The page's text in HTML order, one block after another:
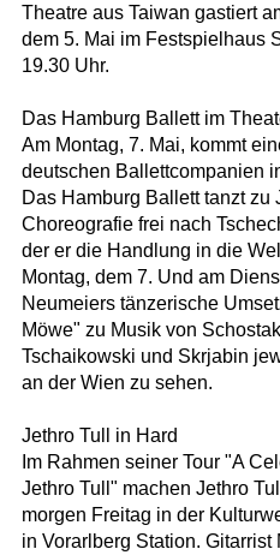
Theatre aus Taiwan gastiert
dem 5. Mai im Festspielhaus
19.30 Uhr.
Das Hamburg Ballett im
Am Montag, 7. Mai, kommt
deutschen Ballettcompanien
Das Hamburg Ballett tanzt zu
Choreografie frei nach
der er die Handlung in die
Montag, dem 7. Und am
Neumeiers tänzerische
Möwe" zu Musik von
Tschaikowski und Skrjabin
an der Wien zu sehen.
Jethro Tull in Hard
Im Rahmen seiner Tour "A
Jethro Tull" machen Jethro
morgen Freitag in der
in Vorarlberg Station.